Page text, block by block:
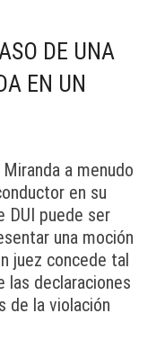
DE UNA
EN UN
a menudo
en su
DUI puede ser
una moción
juez concede tal
las declaraciones
de la violación